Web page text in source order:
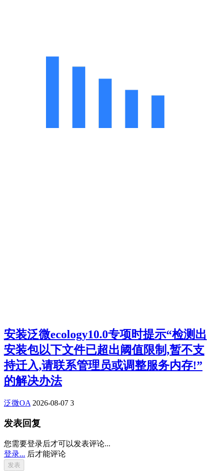
安装泛微ecology10.0专项时提示“检测出
安装包以下文件已超出阈值限制,暂不支
持迁入,请联系管理员或调整服务内存!”
的解决办法
泛微OA 2026-08-07 3
发表回复
您需要登录后才可以发表评论...
登录... 后才能评论